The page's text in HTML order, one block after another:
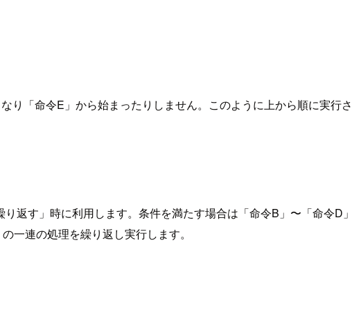
「命令E」から始まったりしません。このように上から順に実行さ
返す」時に利用します。条件を満たす場合は「命令B」〜「命令D」
一連の処理を繰り返し実行します。